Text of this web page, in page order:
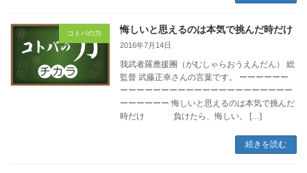
コトバの力 悔しいと思えるのは本気で挑んだ時だけ
2016年7月14日
我武者羅應援團（がむしゃらおうえんだん） 総
監督 武藤正幸さんの言葉です。 ーーーーーー
ーーーーーーーーーーーーーーーーーーーーー
ーーーーーー 悔しいと思えるのは本気で挑んだ
時だけ 負けたら、悔しい。 […]
続きを読む